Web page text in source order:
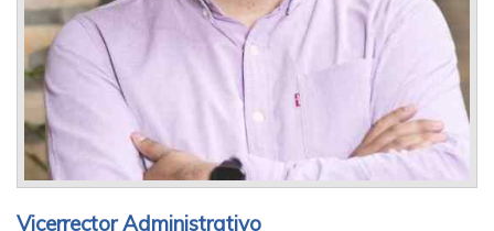
Vicerrector Administrativo